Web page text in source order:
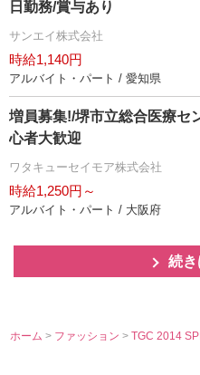
日勤務/賞与あり
サンエイ株式会社
時給1,140円
アルバイト・パート / 愛知県
増員募集!/堺市立総合医療セ
心者大歓迎
ワタキューセイモア株式会社
時給1,250円～
アルバイト・パート / 大阪府
続き
ホーム > ファッション>TGC 2014